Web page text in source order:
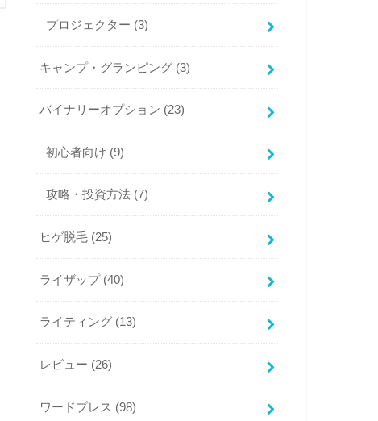
プロジェクター (3)
キャンプ・グランピング (3)
バイナリーオプション (23)
初心者向け (9)
攻略・投資方法 (7)
ヒゲ脱毛 (25)
ライザップ (40)
ライティング (13)
レビュー (26)
ワードプレス (98)